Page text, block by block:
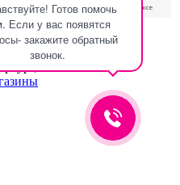
Готов помочь
Если у вас появятся
закажите обратный
звонок.
и
.